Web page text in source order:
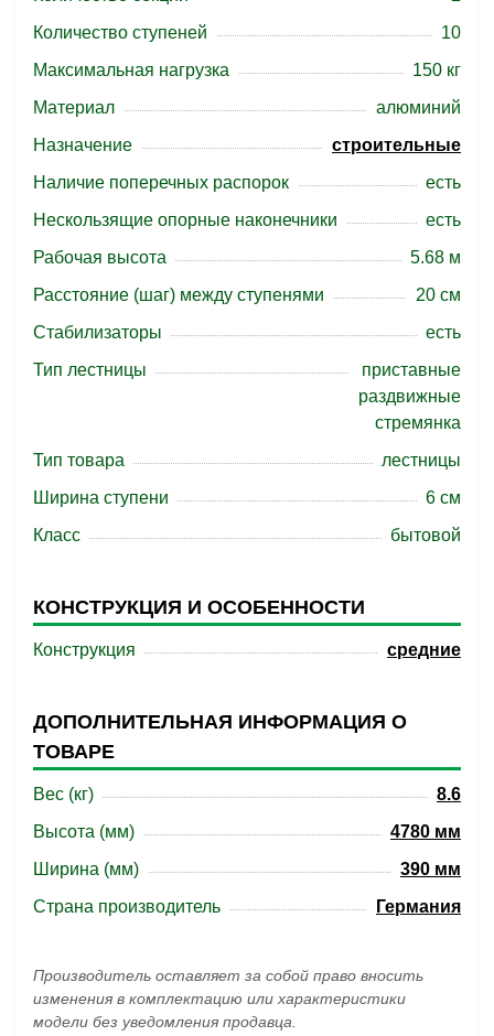
Количество ступеней
10
Максимальная нагрузка
150 кг
Материал
алюминий
Назначение
строительные
Наличие поперечных распорок
есть
Нескользящие опорные наконечники
есть
Рабочая высота
5.68 м
Расстояние (шаг) между ступенями
20 см
Стабилизаторы
есть
Тип лестницы
приставные
раздвижные
стремянка
Тип товара
лестницы
Ширина ступени
6 см
Класс
бытовой
КОНСТРУКЦИЯ И ОСОБЕННОСТИ
Конструкция средние
ДОПОЛНИТЕЛЬНАЯ ИНФОРМАЦИЯ О
ТОВАРЕ
Вес (кг)
8.6
Высота (мм)
4780 мм
Ширина (мм)
390 мм
Страна производитель
Германия
Производитель оставляет за собой право вносить
изменения в комплектацию или характеристики
модели без уведомления продавца.